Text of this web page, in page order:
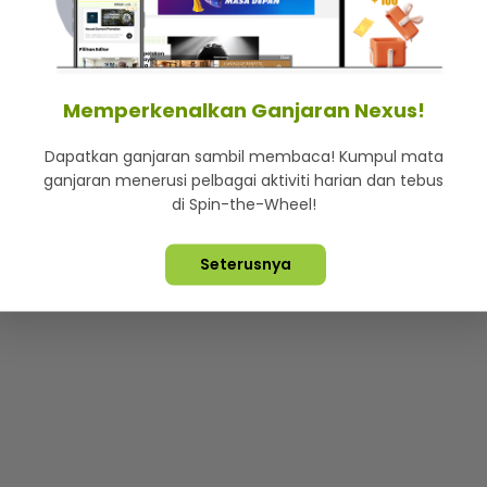
Lebih hot, viral dan sensasi
Terpelihara © 2026. Star Media Group Berhad [197101000523
Memperkenalkan Ganjaran Nexus!
Dapatkan ganjaran sambil membaca! Kumpul mata
ganjaran menerusi pelbagai aktiviti harian dan tebus
di Spin-the-Wheel!
Seterusnya